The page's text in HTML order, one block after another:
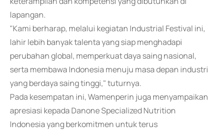
lapangan.
"Kami berharap, melalui kegiatan Industrial Festival ini,
lahir lebih banyak talenta yang siap menghadapi
perubahan global, memperkuat daya saing nasional,
serta membawa Indonesia menuju masa depan industri
yang berdaya saing tinggi," tuturnya.
Pada kesempatan ini, Wamenperin juga menyampaikan
apresiasi kepada Danone Specialized Nutrition
Indonesia yang berkomitmen untuk terus